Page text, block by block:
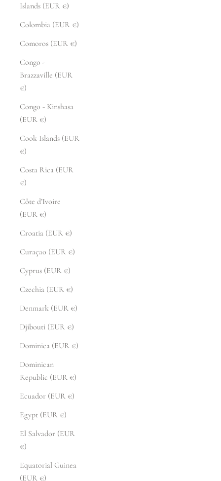
Islands (EUR €)
Colombia (EUR €)
Comoros (EUR €)
Congo -
Brazzaville (EUR
€)
Congo - Kinshasa
(EUR €)
Cook Islands (EUR
€)
Costa Rica (EUR
€)
Côte d’Ivoire
(EUR €)
Croatia (EUR €)
Curaçao (EUR €)
Cyprus (EUR €)
Czechia (EUR €)
Denmark (EUR €)
Djibouti (EUR €)
Dominica (EUR €)
Dominican
Republic (EUR €)
Ecuador (EUR €)
Egypt (EUR €)
El Salvador (EUR
€)
Equatorial Guinea
(EUR €)